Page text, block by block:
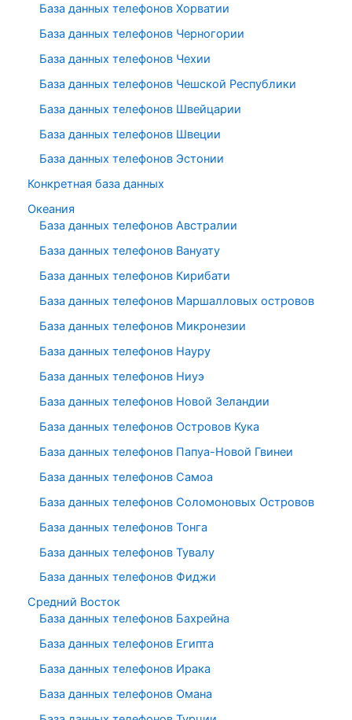
База данных телефонов Хорватии
База данных телефонов Черногории
База данных телефонов Чехии
База данных телефонов Чешской Республики
База данных телефонов Швейцарии
База данных телефонов Швеции
База данных телефонов Эстонии
Конкретная база данных
Океания
База данных телефонов Австралии
База данных телефонов Вануату
База данных телефонов Кирибати
База данных телефонов Маршалловых островов
База данных телефонов Микронезии
База данных телефонов Науру
База данных телефонов Ниуэ
База данных телефонов Новой Зеландии
База данных телефонов Островов Кука
База данных телефонов Папуа-Новой Гвинеи
База данных телефонов Самоа
База данных телефонов Соломоновых Островов
База данных телефонов Тонга
База данных телефонов Тувалу
База данных телефонов Фиджи
Средний Восток
База данных телефонов Бахрейна
База данных телефонов Египта
База данных телефонов Ирака
База данных телефонов Омана